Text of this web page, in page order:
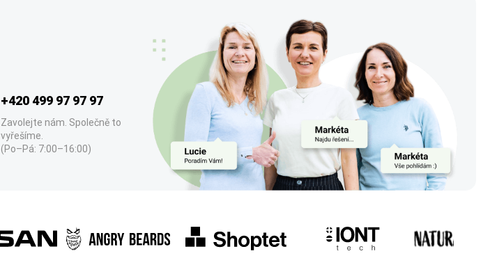
+420 499 97 97 97
Zavolejte nám. Společně to
vyřešíme.
(Po–Pá: 7:00–16:00)